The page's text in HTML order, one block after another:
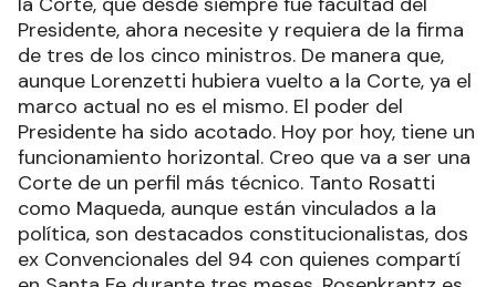
Presidente, ahora necesite y requiera de la firma
de tres de los cinco ministros. De manera que,
aunque Lorenzetti hubiera vuelto a la Corte, ya el
marco actual no es el mismo. El poder del
Presidente ha sido acotado. Hoy por hoy, tiene un
funcionamiento horizontal. Creo que va a ser una
Corte de un perfil más técnico. Tanto Rosatti
como Maqueda, aunque están vinculados a la
política, son destacados constitucionalistas, dos
ex Convencionales del 94 con quienes compartí